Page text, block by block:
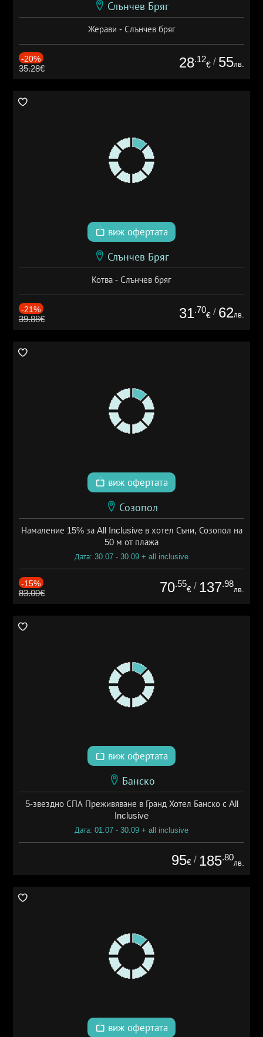
Слънчев Бряг
Жерави - Слънчев бряг
-20%
35.28€ 28.12
€ / 55лв.
виж офертата
Слънчев Бряг
Котва - Слънчев бряг
-21%
39.88€ 31.70
€ / 62лв.
виж офертата
Созопол
Намаление 15% за All Inclusive в хотел Съни, Созопол на
50 м от плажа
Дата: 30.07 - 30.09 + all inclusive
-15%
83.00€ 70.55
€ / 137.98
лв.
виж офертата
Банско
5-звездно СПА Преживяване в Гранд Хотел Банско с All
Inclusive
Дата: 01.07 - 30.09 + all inclusive
95€ / 185.80
лв.
виж офертата